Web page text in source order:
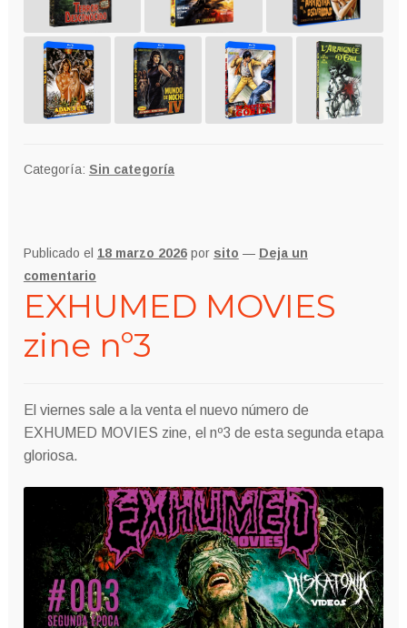
Categoría: Sin categoría
Publicado el 18 marzo 2026 por sito — Deja un
comentario
EXHUMED MOVIES
zine nº3
El viernes sale a la venta el nuevo número de
EXHUMED MOVIES zine, el nº3 de esta segunda etapa
gloriosa.